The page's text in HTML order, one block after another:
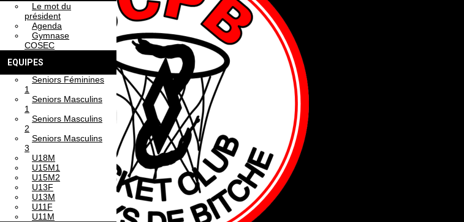
Le mot du
président
Agenda
Gymnase
COSEC
EQUIPES
Seniors Féminines
1
Seniors Masculins
1
Seniors Masculins
2
Seniors Masculins
3
U18M
U15M1
U15M2
U13F
U13M
U11F
U11M